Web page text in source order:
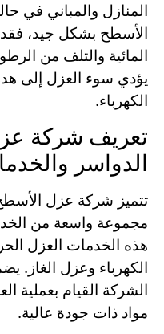
المنازل والمباني في
الأسطح بشكل جيد،
المائية والتلف من
يؤدي سوء العزل إلى هدر
الكهرباء.
تعريف شركة
الدواسر
تتميز شركة عزل
مجموعة واسعة من
هذه الخدمات العزل
الكهرباء وعزل الغاز.
الشركة القيام بعملية
مواد ذات جودة عالية.